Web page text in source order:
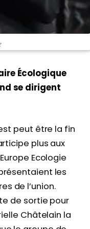
Écologique
se dirigent
peut être la fin
plus aux
Ecologie
les
de l’union.
de sortie pour
Châtelain la